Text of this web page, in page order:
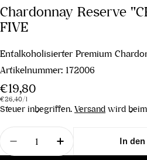
Chardonnay Reserve
FIVE
Entalkoholisierter Premium
Artikelnummer: 172006
Regulärer
Preis
€19,80
Stückpreis
€26,40/pro
l
Steuer inbegriffen. Versand wird
Menge
Menge für Chardonnay
Menge für
In